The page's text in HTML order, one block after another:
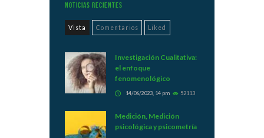
Noticias Recientes
Vista Comentarios Liked
Investigación Cualitativa:
el enfoque
fenomenológico
14/06/2023, 14 pm 52113
Medición, Medición
psicológica y psicometría